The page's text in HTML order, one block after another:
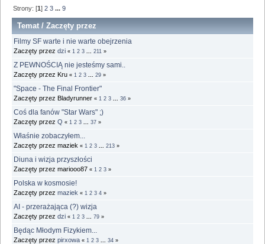
Strony: [1]2 3 ...9
Temat /Zaczęty przez
Filmy SF warte i nie warte obejrzenia
Zaczęty przez dzi « 1 2 3 211 »
Z PEWNOŚCIĄ nie jesteśmy sami..
Zaczęty przez Kru « 1 2 3 29 »
"Space - The Final Frontier"
Zaczęty przez Bladyrunner « 1 2 3 36 »
Coś dla fanów "Star Wars" ;)
Zaczęty przez Q « 1 2 3 37 »
Właśnie zobaczyłem...
Zaczęty przez maziek « 1 2 3 213 »
Diuna i wizja przyszłości
Zaczęty przez mariooo87 « 1 2 3 »
Polska w kosmosie!
Zaczęty przez maziek « 1 2 3 4 »
AI - przerażająca (?) wizja
Zaczęty przez dzi « 1 2 3 79 »
Będąc Młodym Fizykiem...
Zaczęty przez pirxowa « 1 2 3 34 »